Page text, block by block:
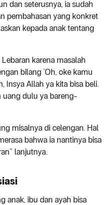
dan seterusnya, ia sudah
pembahasan yang konkret
kepada anak tentang
karena masalah
bilang ‘Oh, oke kamu
Insya Allah ya kita bisa beli.
uang dulu ya bareng-
misalnya di celengan. Hal
bahwa ia nantinya bisa
lanjutnya.
anak, ibu dan ayah bisa